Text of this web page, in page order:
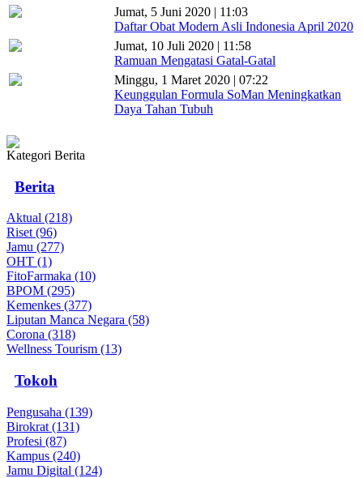
Jumat, 5 Juni 2020 | 11:03
Daftar Obat Modern Asli Indonesia April 2020
Jumat, 10 Juli 2020 | 11:58
Ramuan Mengatasi Gatal-Gatal
Minggu, 1 Maret 2020 | 07:22
Keunggulan Formula SoMan Meningkatkan
Daya Tahan Tubuh
Kategori Berita
Berita
Aktual (218)
Riset (96)
Jamu (277)
OHT (1)
FitoFarmaka (10)
BPOM (295)
Kemenkes (377)
Liputan Manca Negara (58)
Corona (318)
Wellness Tourism (13)
Tokoh
Pengusaha (139)
Birokrat (131)
Profesi (87)
Kampus (240)
Jamu Digital (124)